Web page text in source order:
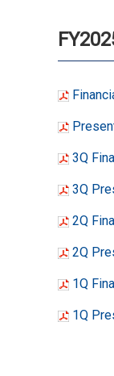
3Q
3Q
2Q
2Q
1Q
1Q